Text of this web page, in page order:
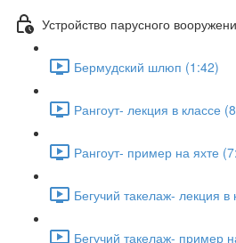
Устройство парусного
Бермудский шлюп (1:42)
Рангоут- лекция в классе
Рангоут- пример на яхте
Бегучий такелаж- лекция в
Бегучий такелаж- пример